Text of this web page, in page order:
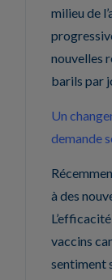
milieu de
nouvelles
barils par
Un
demande
à des
vaccins
sentiment